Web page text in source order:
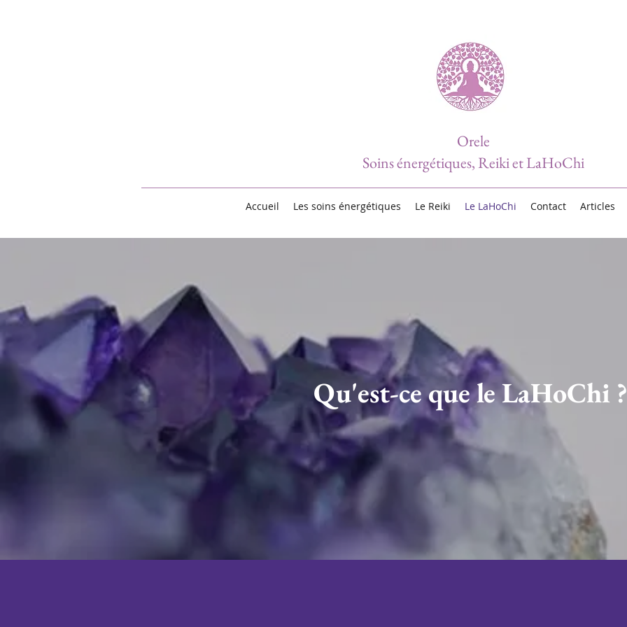
Orele
Soins énergétiques, Reiki et LaHoChi
Accueil Les soins énergétiques Le Reiki Le LaHoChi Contact Articles
Qu'est-ce que le LaHoChi ?